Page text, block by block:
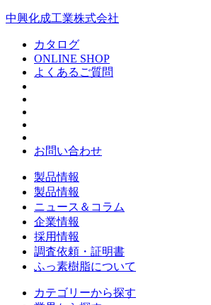
中興化成工業株式会社
カタログ
ONLINE SHOP
よくあるご質問
お問い合わせ
製品情報
製品情報
ニュース＆コラム
企業情報
採用情報
調査依頼・証明書
ふっ素樹脂について
カテゴリーから探す